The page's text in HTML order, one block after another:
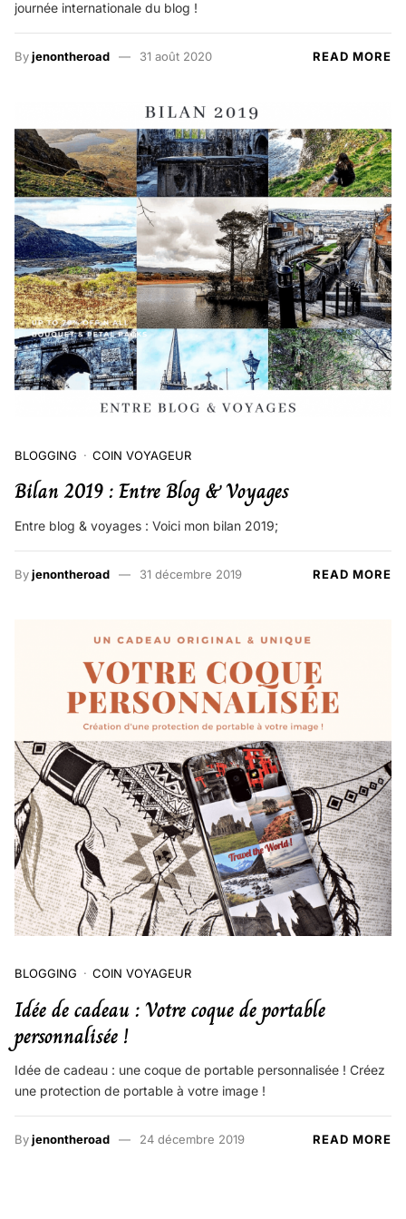
journée internationale du blog !
Byjenontheroad 31 août 2020 READ MORE
BLOGGING COIN VOYAGEUR
Bilan 2019 : Entre Blog & Voyages
Entre blog & voyages : Voici mon bilan 2019;
Byjenontheroad 31 décembre 2019 READ MORE
BLOGGING COIN VOYAGEUR
Idée de cadeau : Votre coque de portable
personnalisée !
Idée de cadeau : une coque de portable personnalisée ! Créez
une protection de portable à votre image !
Byjenontheroad 24 décembre 2019 READ MORE